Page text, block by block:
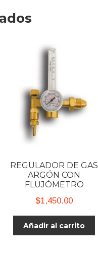
REGULADOR DE GAS
ARGÓN CON
FLUJÓMETRO
$1,450.00
Añadir al carrito